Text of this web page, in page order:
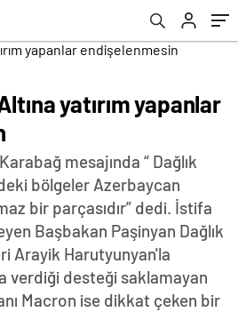
yatırım yapanlar
mesajında “ Dağlık
bölgeler Azerbaycan
bir parçasıdır” dedi. İstifa
Başbakan Paşinyan Dağlık
Arayik Harutyunyan'la
verdiği desteği saklamayan
Macron ise dikkat çeken bir